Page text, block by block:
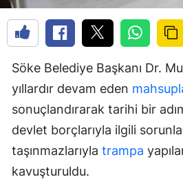
Söke Belediye Başkanı Dr.
yıllardır devam eden
sonuçlandırarak tarihi bir
devlet borçlarıyla ilgili
taşınmazlarıyla trampa
kavuşturuldu.